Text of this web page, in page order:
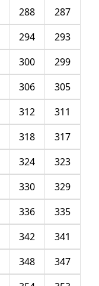
287
288
293
294
299
300
305
306
311
312
317
318
323
324
329
330
335
336
341
342
347
348